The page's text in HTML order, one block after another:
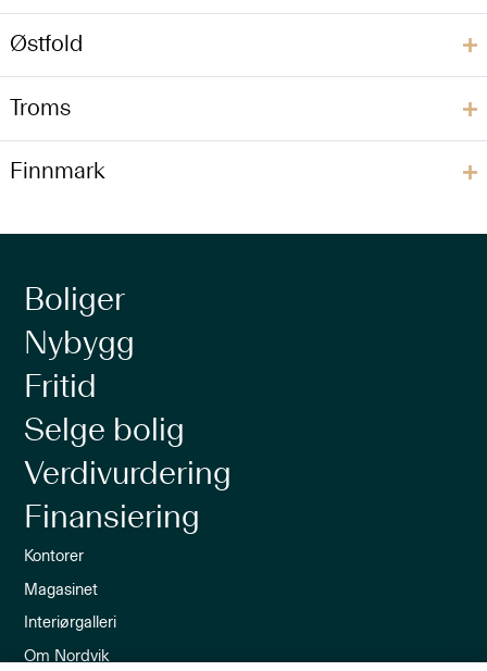
Østfold
Troms
Finnmark
Boliger
Nybygg
Fritid
Selge bolig
Verdivurdering
Finansiering
Kontorer
Magasinet
Interiørgalleri
Om Nordvik